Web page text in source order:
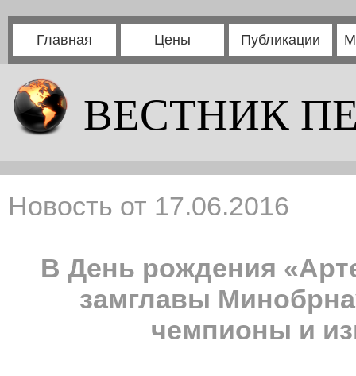
Главная Цены Публикации
ВЕСТНИК
Новость от 17.06.2016
В День рождения
замглавы
чемпионы и